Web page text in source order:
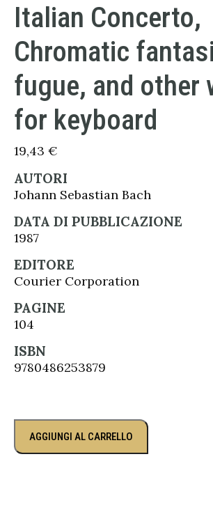
Italian Concerto,
Chromatic
fugue, and other
for keyboard
19,43 €
AUTORI
Johann Sebastian Bach
DATA DI PUBBLICAZIONE
1987
EDITORE
Courier Corporation
PAGINE
104
ISBN
9780486253879
AGGIUNGI AL CARRELLO